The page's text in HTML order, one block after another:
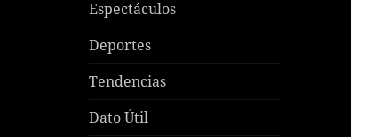
Espectáculos
Deportes
Tendencias
Dato Útil